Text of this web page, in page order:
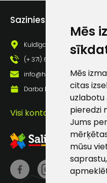
Mēs
Mēs
citas
uzlabotu
pieredzi
Jums
mūsu
Sazinies ar mums
Kuldīgas iela 69a, Saldus,
(+ 371) 63 881 186
info@hards.lv
Darba laiks: Darbadienās:
Visi kontakti